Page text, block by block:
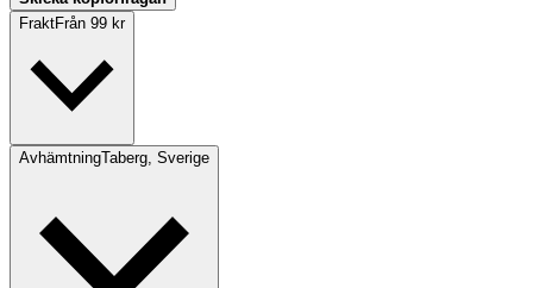
FraktFrån 99 kr
AvhämtningTaberg, Sverige